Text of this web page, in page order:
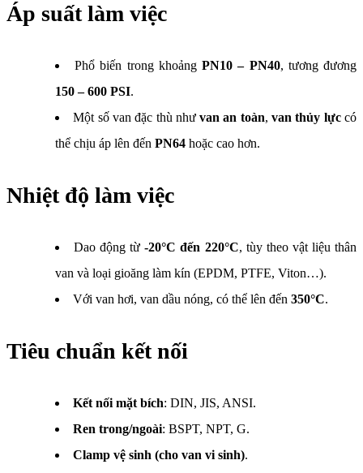
Áp suất làm việc
Phổ biến trong khoảngPN10 – PN40, tương đương
150 – 600 PSI.
Một số van đặc thù nhưvan an toàn,van thủy lựccó
thể chịu áp lên đến PN64 hoặc cao hơn.
Nhiệt độ làm việc
Dao động từ-20°C đến 220°C, tùy theo vật liệu thân
van và loại gioăng làm kín (EPDM, PTFE, Viton…).
Với van hơi, van dầu nóng, có thể lên đến 350°C.
Tiêu chuẩn kết nối
Kết nối mặt bích: DIN, JIS, ANSI.
Ren trong/ngoài: BSPT, NPT, G.
Clamp vệ sinh (cho van vi sinh).